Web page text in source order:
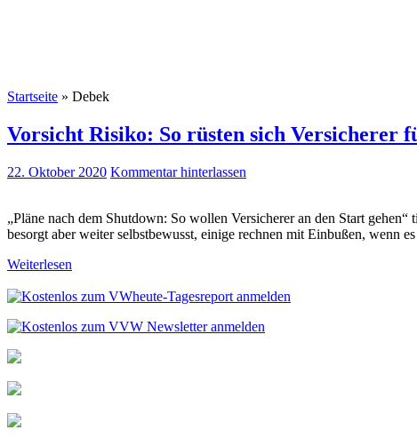
Startseite » Debek
Vorsicht Risiko: So rüsten sich Versicherer
22. Oktober 2020 Kommentar hinterlassen
„Pläne nach dem Shutdown: So wollen Versicherer an den Start
besorgt aber weiter selbstbewusst, einige rechnen mit Einbußen, wenn
Weiterlesen